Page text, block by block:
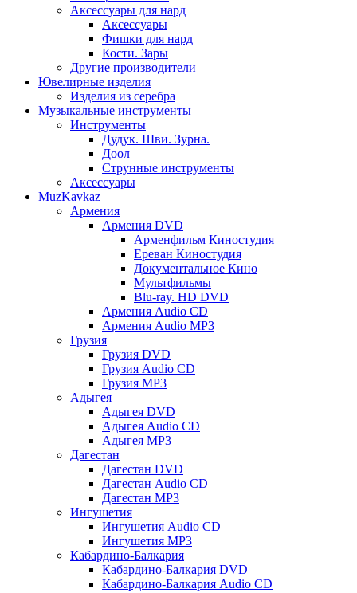
Аксессуары для нард
Аксессуары
Фишки для нард
Кости. Зары
Другие производители
Ювелирные изделия
Изделия из серебра
Музыкальные инструменты
Инструменты
Дудук. Шви. Зурна.
Доол
Струнные инструменты
Аксессуары
MuzKavkaz
Армения
Армения DVD
Арменфильм Киностудия
Ереван Киностудия
Документальное Кино
Мультфильмы
Blu-ray. HD DVD
Армения Audio CD
Армения Audio MP3
Грузия
Грузия DVD
Грузия Audio CD
Грузия MP3
Адыгея
Адыгея DVD
Адыгея Audio CD
Адыгея MP3
Дагестан
Дагестан DVD
Дагестан Audio CD
Дагестан MP3
Ингушетия
Ингушетия Audio CD
Ингушетия MP3
Кабардино-Балкария
Кабардино-Балкария DVD
Кабардино-Балкария Audio CD